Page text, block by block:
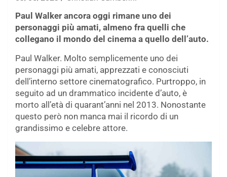
Paul Walker ancora oggi rimane uno dei
personaggi più amati, almeno fra quelli che
collegano il mondo del cinema a quello dell’auto.
Paul Walker. Molto semplicemente uno dei
personaggi più amati, apprezzati e conosciuti
dell’interno settore cinematografico. Purtroppo, in
seguito ad un drammatico incidente d’auto, è
morto all’età di quarant’anni nel 2013. Nonostante
questo però non manca mai il ricordo di un
grandissimo e celebre attore.